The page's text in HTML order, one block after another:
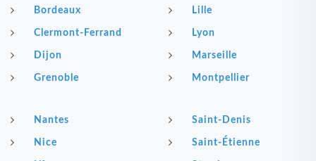
Bordeaux
Clermont-Ferrand
Dijon
Grenoble
Lille
Lyon
Marseille
Montpellier
Nantes
Nice
Saint-Denis
Saint-Étienne